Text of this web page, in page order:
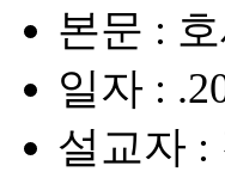
본문 :
일자 :
설교자 :